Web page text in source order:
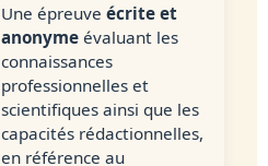
Une épreuve écrite et
anonyme évaluant les
connaissances
professionnelles et
scientifiques ainsi que les
capacités rédactionnelles,
en référence au